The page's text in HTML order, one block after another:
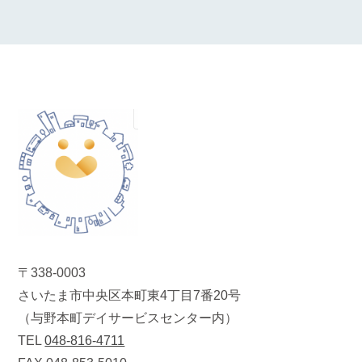
〒338-0003
さいたま市中央区本町東4丁目7番20号
（与野本町デイサービスセンター内）
TEL048-816-4711